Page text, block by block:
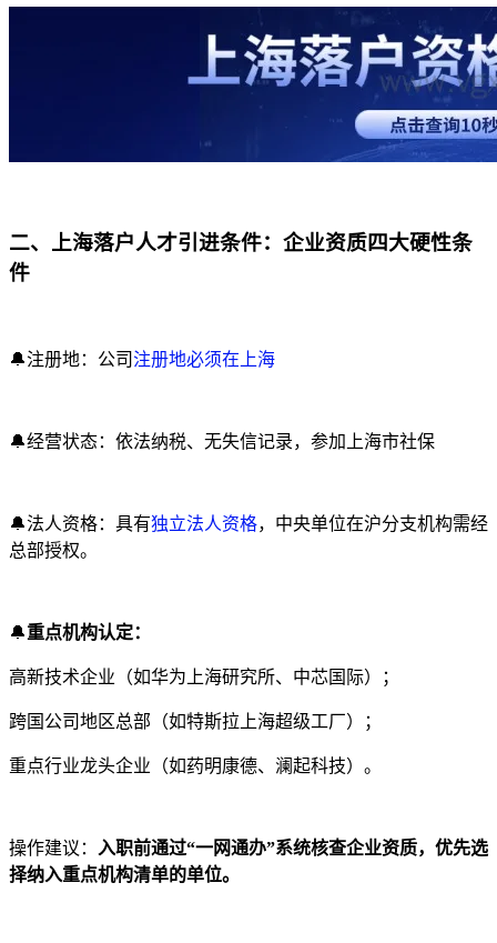
二、上海落户人才引进条件：企业资质四大硬性条
件
🔔注册地：公司注册地必须在上海
🔔经营状态：依法纳税、无失信记录，参加上海市社保
🔔法人资格：具有独立法人资格，中央单位在沪分支机构需经
总部授权。
🔔重点机构认定：
高新技术企业（如华为上海研究所、中芯国际）；
跨国公司地区总部（如特斯拉上海超级工厂）；
重点行业龙头企业（如药明康德、澜起科技）。
操作建议：
入职前通过“一网通办”系统核查企业资质，优先选
择纳入重点机构清单的单位。